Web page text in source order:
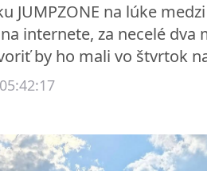
JUMPZONE na lúke
internete, za necelé dva
by ho mali vo štvrtok
05:42:17